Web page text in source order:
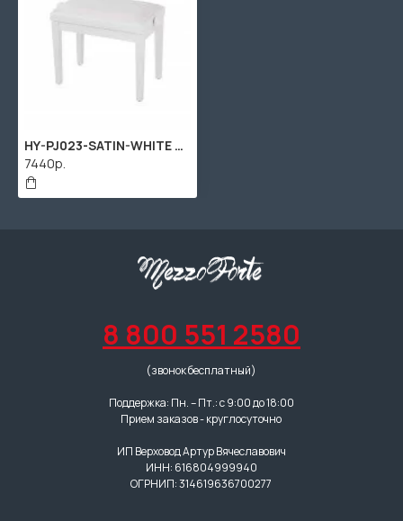
HY-PJ023-SATIN-WHITE Банкетка, белый/белый, искусственная кожа, Rin
7440р.
8 800 551 2580
(звонок бесплатный)
Поддержка: Пн. – Пт.: с 9:00 до 18:00
Прием заказов - круглосуточно
ИП Верховод Артур Вячеславович
ИНН: 616804999940
ОГРНИП: 314619636700277